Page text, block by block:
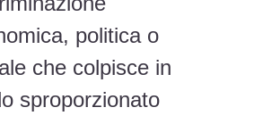
politica o
che colpisce in
sproporzionato